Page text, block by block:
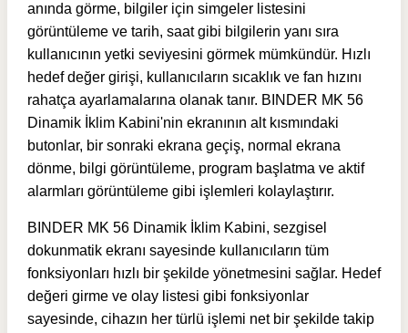
anında görme, bilgiler için simgeler listesini
görüntüleme ve tarih, saat gibi bilgilerin yanı sıra
kullanıcının yetki seviyesini görmek mümkündür. Hızlı
hedef değer girişi, kullanıcıların sıcaklık ve fan hızını
rahatça ayarlamalarına olanak tanır. BINDER MK 56
Dinamik İklim Kabini'nin ekranının alt kısmındaki
butonlar, bir sonraki ekrana geçiş, normal ekrana
dönme, bilgi görüntüleme, program başlatma ve aktif
alarmları görüntüleme gibi işlemleri kolaylaştırır.
BINDER MK 56 Dinamik İklim Kabini, sezgisel
dokunmatik ekranı sayesinde kullanıcıların tüm
fonksiyonları hızlı bir şekilde yönetmesini sağlar. Hedef
değeri girme ve olay listesi gibi fonksiyonlar
sayesinde, cihazın her türlü işlemi net bir şekilde takip